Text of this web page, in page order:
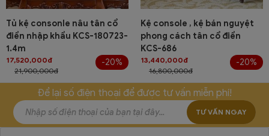
Tủ kệ consonle nâu tân cổ
điển nhập khẩu KCS-180723-
1.4m
17,520,000đ
21,900,000đ
-20%
Kệ console , kệ bán nguyệt
phong cách tân cổ điển
KCS-686
13,440,000đ
16,800,000đ
-20%
Để lại số điện thoại để được tư vấn miễn phí!
TƯ VẤN NGAY